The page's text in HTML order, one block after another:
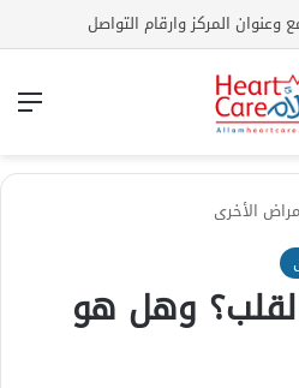
المركز وارقام التواصل
الأخرى
وهل هو